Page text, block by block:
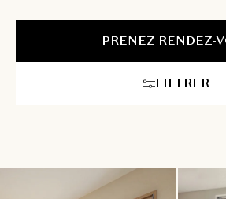
choisir le store parfaitement adapté à
étape, de la prise de mesures à la pose,
PRENEZ RENDEZ-
FILTRER